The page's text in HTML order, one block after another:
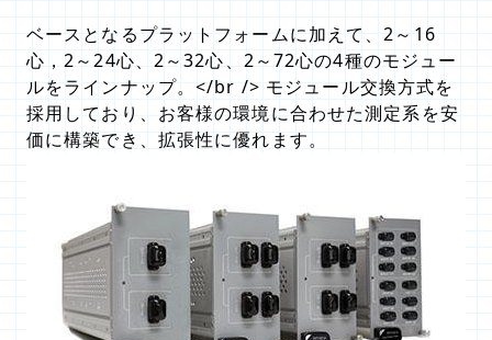
ベースとなるプラットフォームに加えて、2～16
心，2～24心、2～32心、2～72心の4種のモジュー
ルをラインナップ。</br /> モジュール交換方式を
採用しており、お客様の環境に合わせた測定系を安
価に構築でき、拡張性に優れます。